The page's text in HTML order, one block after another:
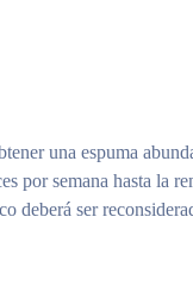
una espuma
por semana hasta la
deberá ser